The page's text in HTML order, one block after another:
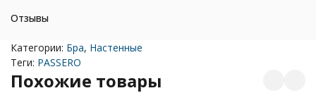
Отзывы
Категории: Бра, Настенные
Теги: PASSERO
Похожие товары